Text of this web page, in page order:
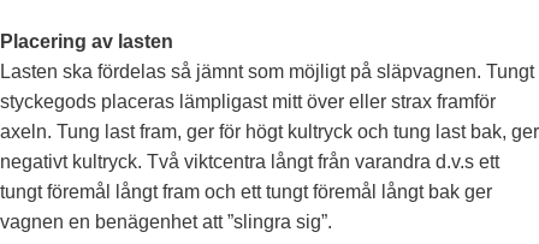
Placering av lasten
Lasten ska fördelas så jämnt som möjligt på släpvagnen. Tungt
styckegods placeras lämpligast mitt över eller strax framför
axeln. Tung last fram, ger för högt kultryck och tung last bak, ger
negativt kultryck. Två viktcentra långt från varandra d.v.s ett
tungt föremål långt fram och ett tungt föremål långt bak ger
vagnen en benägenhet att ”slingra sig”.